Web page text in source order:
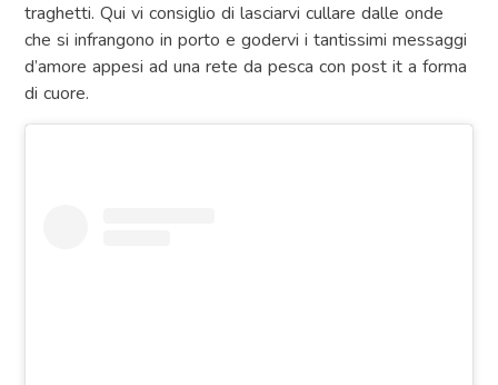
traghetti. Qui vi consiglio di lasciarvi cullare dalle onde
che si infrangono in porto e godervi i tantissimi messaggi
d’amore appesi ad una rete da pesca con post it a forma
di cuore.